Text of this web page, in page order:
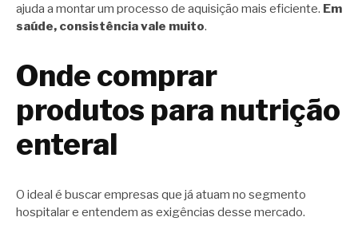
ajuda a montar um processo de aquisição mais eficiente. Em
saúde, consistência vale muito.
Onde comprar
produtos para nutrição
enteral
O ideal é buscar empresas que já atuam no segmento
hospitalar e entendem as exigências desse mercado.